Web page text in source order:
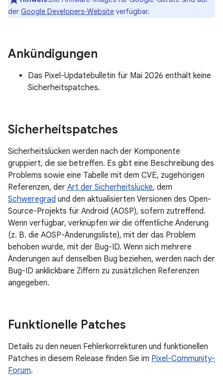
der Google Developers-Website verfügbar.
Ankündigungen
Das Pixel-Updatebulletin für Mai 2026 enthält keine
Sicherheitspatches.
Sicherheitspatches
Sicherheitslücken werden nach der Komponente
gruppiert, die sie betreffen. Es gibt eine Beschreibung des
Problems sowie eine Tabelle mit dem CVE, zugehörigen
Referenzen, der Art der Sicherheitslücke, dem
Schweregrad und den aktualisierten Versionen des Open-
Source-Projekts für Android (AOSP), sofern zutreffend.
Wenn verfügbar, verknüpfen wir die öffentliche Änderung
(z. B. die AOSP-Änderungsliste), mit der das Problem
behoben wurde, mit der Bug-ID. Wenn sich mehrere
Änderungen auf denselben Bug beziehen, werden nach der
Bug-ID anklickbare Ziffern zu zusätzlichen Referenzen
angegeben.
Funktionelle Patches
Details zu den neuen Fehlerkorrekturen und funktionellen
Patches in diesem Release finden Sie im Pixel-Community-
Forum.